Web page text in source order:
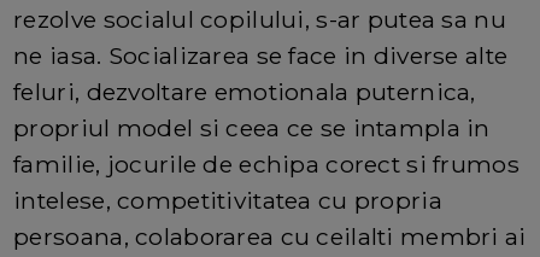
rezolve socialul copilului, s-ar putea sa nu
ne iasa. Socializarea se face in diverse alte
feluri, dezvoltare emotionala puternica,
propriul model si ceea ce se intampla in
familie, jocurile de echipa corect si frumos
intelese, competitivitatea cu propria
persoana, colaborarea cu ceilalti membri ai